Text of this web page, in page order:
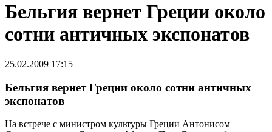
Бельгия вернет Греции около
сотни античных экспонатов
25.02.2009 17:15
Бельгия вернет Греции около сотни античных
экспонатов
На встрече с министром культуры Греции Антонисом